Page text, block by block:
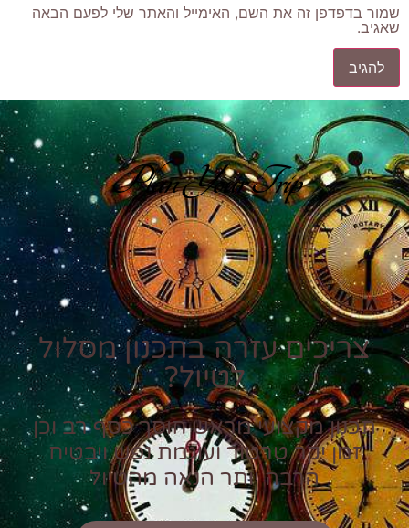
שמור בדפדפן זה את השם, האימייל והאתר שלי לפעם הבאה
שאגיב.
Plan Your Trip
צריכים עזרה בתכנון מסלול
לטיול?
תכנון מקצועי מראש חוסך כסף רב וכן
זמן יקר טרטור ועוגמת נפש ויבטיח
הרבה יותר הנאה מהטיול